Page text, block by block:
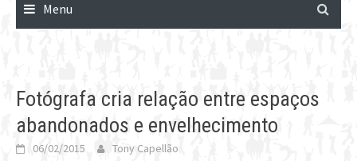
Menu
Fotógrafa cria relação entre espaços
abandonados e envelhecimento
06/02/2015 Tony Capellão